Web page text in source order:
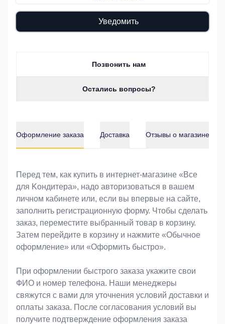
Уведомить
Позвонить нам
Остались вопросы?
Оформление заказа Доставка Отзывы о магазине
Оформление заказа
Перед тем, как купить в интернет-магазине «Bce
для Koндитeрa», надо авторизоваться в вашем
личном кабинете или, если вы впервые на сайте,
заполнить регистрационную форму. Чтобы сделать
заказ, переместите выбранный товар в корзину.
Затем перейдите в корзину и нажмите «Обычное
оформление» или «Оформить быстро».
При оформлении быстрого заказа укажите свои
ФИО и номер телефона. Наши менеджеры
свяжутся с вами для уточнения условий доставки и
оплаты заказа. После согласования условий вы
получите подтверждение оформления заказа